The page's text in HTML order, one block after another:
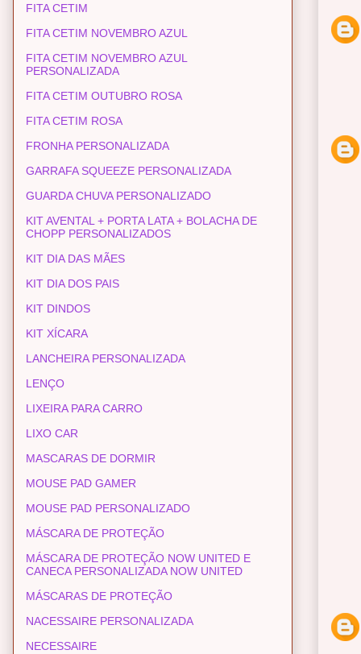
FITA CETIM
FITA CETIM NOVEMBRO AZUL
FITA CETIM NOVEMBRO AZUL
PERSONALIZADA
FITA CETIM OUTUBRO ROSA
FITA CETIM ROSA
FRONHA PERSONALIZADA
GARRAFA SQUEEZE PERSONALIZADA
GUARDA CHUVA PERSONALIZADO
KIT AVENTAL + PORTA LATA + BOLACHA DE
CHOPP PERSONALIZADOS
KIT DIA DAS MÃES
KIT DIA DOS PAIS
KIT DINDOS
KIT XÍCARA
LANCHEIRA PERSONALIZADA
LENÇO
LIXEIRA PARA CARRO
LIXO CAR
MASCARAS DE DORMIR
MOUSE PAD GAMER
MOUSE PAD PERSONALIZADO
MÁSCARA DE PROTEÇÃO
MÁSCARA DE PROTEÇÃO NOW UNITED E
CANECA PERSONALIZADA NOW UNITED
MÁSCARAS DE PROTEÇÃO
NACESSAIRE PERSONALIZADA
NECESSAIRE